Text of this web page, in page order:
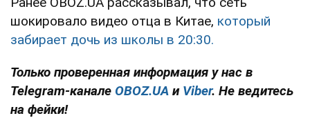
шокировало видео отца в Китае, который
забирает дочь из школы в 20:30.
Только проверенная информация у нас в
Telegram-канале OBOZ.UA и Viber. Не ведитесь
на фейки!